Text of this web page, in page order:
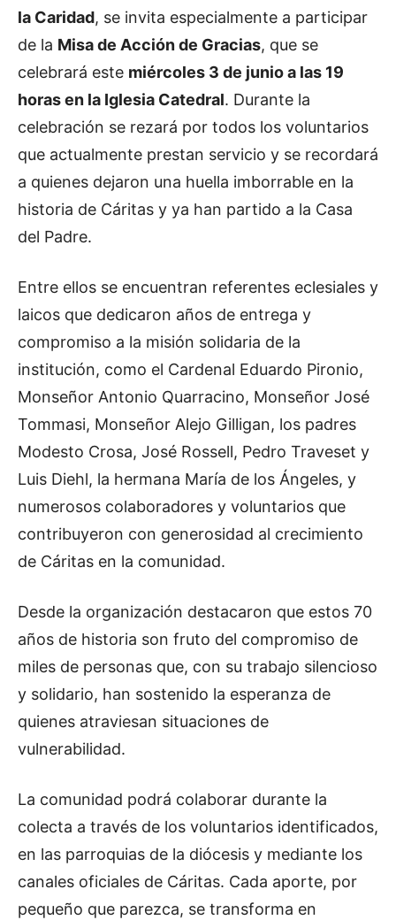
la Caridad, se invita especialmente a participar
de la Misa de Acción de Gracias, que se
celebrará este miércoles 3 de junio a las 19
horas en la Iglesia Catedral. Durante la
celebración se rezará por todos los voluntarios
que actualmente prestan servicio y se recordará
a quienes dejaron una huella imborrable en la
historia de Cáritas y ya han partido a la Casa
del Padre.
Entre ellos se encuentran referentes eclesiales y
laicos que dedicaron años de entrega y
compromiso a la misión solidaria de la
institución, como el Cardenal Eduardo Pironio,
Monseñor Antonio Quarracino, Monseñor José
Tommasi, Monseñor Alejo Gilligan, los padres
Modesto Crosa, José Rossell, Pedro Traveset y
Luis Diehl, la hermana María de los Ángeles, y
numerosos colaboradores y voluntarios que
contribuyeron con generosidad al crecimiento
de Cáritas en la comunidad.
Desde la organización destacaron que estos 70
años de historia son fruto del compromiso de
miles de personas que, con su trabajo silencioso
y solidario, han sostenido la esperanza de
quienes atraviesan situaciones de
vulnerabilidad.
La comunidad podrá colaborar durante la
colecta a través de los voluntarios identificados,
en las parroquias de la diócesis y mediante los
canales oficiales de Cáritas. Cada aporte, por
pequeño que parezca, se transforma en